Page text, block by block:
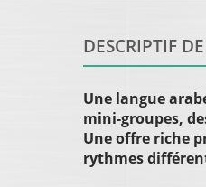
DESCRIPTIF
Une langue
mini-groupes,
Une offre riche
rythmes